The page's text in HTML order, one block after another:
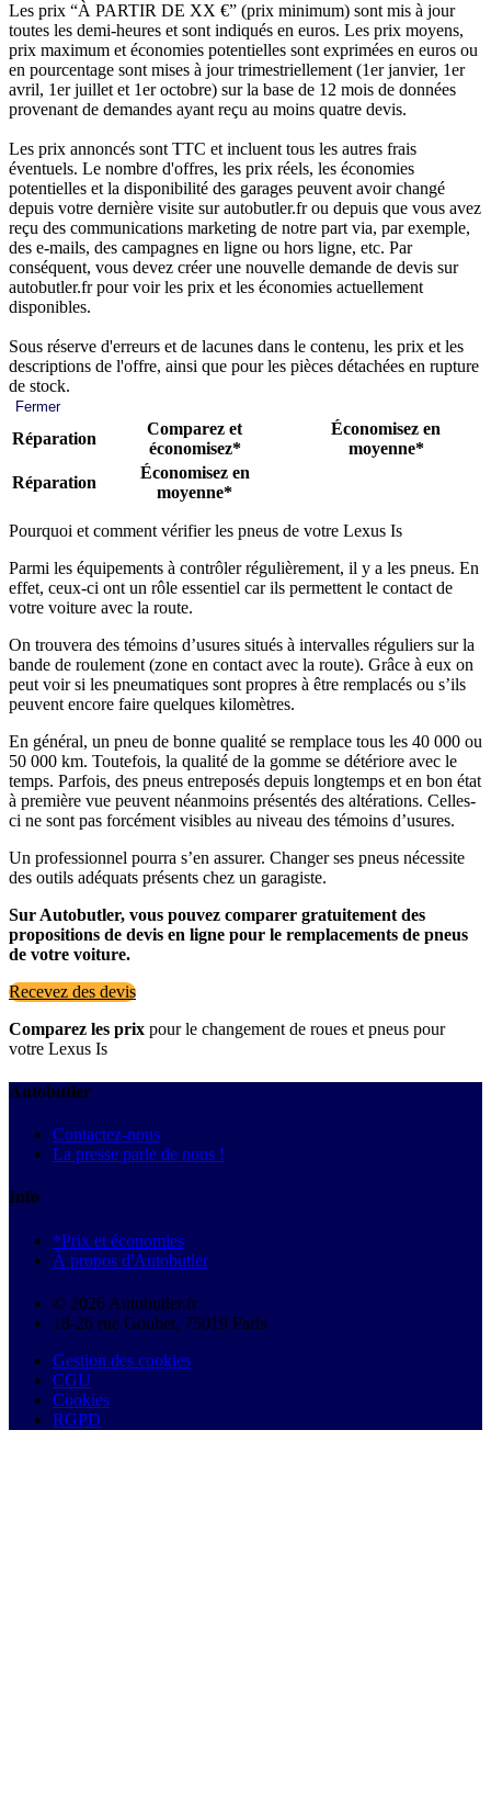
Les prix “À PARTIR DE XX €” (prix minimum) sont mis à jour
toutes les demi-heures et sont indiqués en euros. Les prix moyens,
prix maximum et économies potentielles sont exprimées en euros ou
en pourcentage sont mises à jour trimestriellement (1er janvier, 1er
avril, 1er juillet et 1er octobre) sur la base de 12 mois de données
provenant de demandes ayant reçu au moins quatre devis.
Les prix annoncés sont TTC et incluent tous les autres frais
éventuels. Le nombre d'offres, les prix réels, les économies
potentielles et la disponibilité des garages peuvent avoir changé
depuis votre dernière visite sur autobutler.fr ou depuis que vous avez
reçu des communications marketing de notre part via, par exemple,
des e-mails, des campagnes en ligne ou hors ligne, etc. Par
conséquent, vous devez créer une nouvelle demande de devis sur
autobutler.fr pour voir les prix et les économies actuellement
disponibles.
Sous réserve d'erreurs et de lacunes dans le contenu, les prix et les
descriptions de l'offre, ainsi que pour les pièces détachées en rupture
de stock.
Fermer
Réparation
Comparez et
économisez*
Économisez en
moyenne*
Réparation
Économisez en
moyenne*
Pourquoi et comment vérifier les pneus de votre Lexus Is
Parmi les équipements à contrôler régulièrement, il y a les pneus. En
effet, ceux-ci ont un rôle essentiel car ils permettent le contact de
votre voiture avec la route.
On trouvera des témoins d’usures situés à intervalles réguliers sur la
bande de roulement (zone en contact avec la route). Grâce à eux on
peut voir si les pneumatiques sont propres à être remplacés ou s’ils
peuvent encore faire quelques kilomètres.
En général, un pneu de bonne qualité se remplace tous les 40 000 ou
50 000 km. Toutefois, la qualité de la gomme se détériore avec le
temps. Parfois, des pneus entreposés depuis longtemps et en bon état
à première vue peuvent néanmoins présentés des altérations. Celles-
ci ne sont pas forcément visibles au niveau des témoins d’usures.
Un professionnel pourra s’en assurer. Changer ses pneus nécessite
des outils adéquats présents chez un garagiste.
Sur Autobutler, vous pouvez comparer gratuitement des
propositions de devis en ligne pour le remplacements de pneus
de votre voiture.
Recevez des devis
Comparez les prix pour le changement de roues et pneus pour
votre Lexus Is
Autobutler
Contactez-nous
La presse parle de nous !
Info
*Prix et économies
À propos d'Autobutler
© 2026 Autobutler.fr
18-26 rue Goubet, 75019 Paris
Gestion des cookies
CGU
Cookies
RGPD